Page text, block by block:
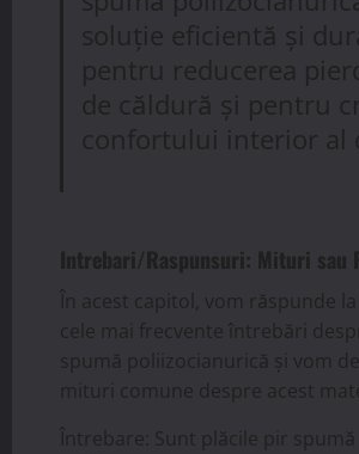
soluție eficientă și
pentru reducerea
de căldură și pentru
confortului interior al
Intrebari/Raspunsuri: Mituri sau
În acest capitol, vom răspunde
cele mai frecvente întrebări
spumă poliizocianurică și vom
mituri comune despre acest
Întrebare: Sunt plăcile pir spumă